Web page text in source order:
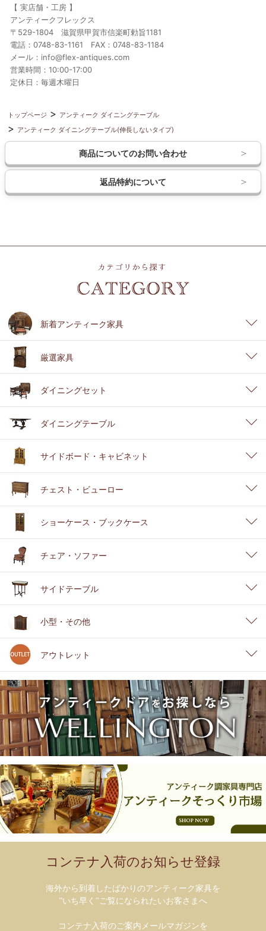
【 実店舗・工房 】
アンティークフレックス
〒529-1804 滋賀県甲賀市信楽町勅旨1181
電話：0748-83-1161 FAX：0748-83-1184
メール：info@flex-antiques.com
営業時間：10:00-17:00
定休日：毎週木曜日
トップページ
アンティーク ダイニングテーブル
アンティーク ダイニングテーブル(伸長しないタイプ)
商品についてのお問い合わせ
返品特約について
新着アンティーク家具
厳選家具
ダイニングセット
ダイニングテーブル
サイドボード・キャビネット
チェスト・ビューロー
ショーケース・ブックケース
チェア・ソファー
サイドテーブル
小型・その他
アウトレット
コンテナ入荷のお知らせ登録
海外から到着したばかりのアンティーク家具を
”いち早く”ご覧になられたいお客さまへ
コンテナ入荷のご案内メールマガジンを